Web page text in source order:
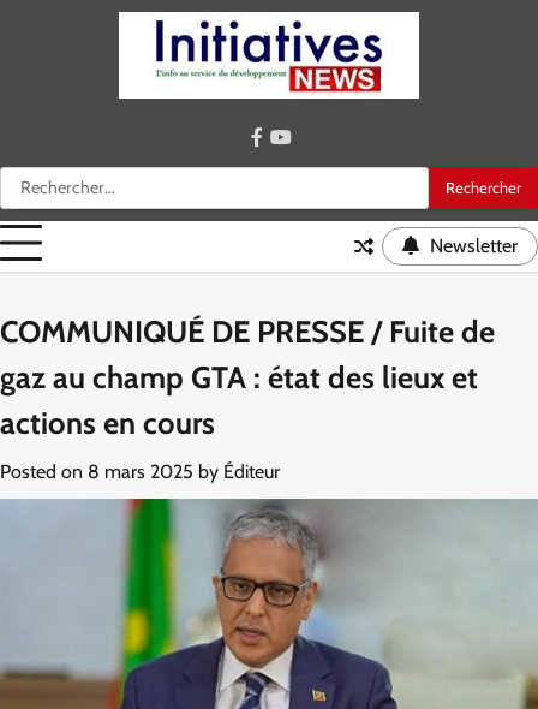
Rechercher :
facebook
youtube
Newsletter
COMMUNIQUÉ DE PRESSE / Fuite de
gaz au champ GTA : état des lieux et
actions en cours
Posted on 8 mars 2025 by Éditeur